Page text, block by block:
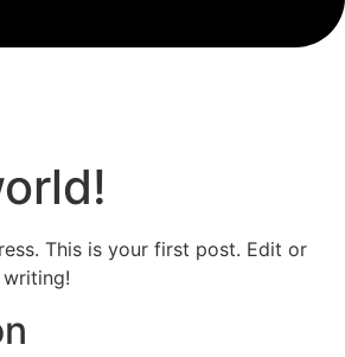
This is your first post. Edit or